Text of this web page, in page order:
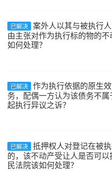
已解决 案外人以其与被执行
由主张对作为执行标的物的
如何处理？
已解决 作为执行依据的原生
务，配偶一方认为该债务不
起执行异议之诉？
已解决 抵押权人对登记在被
的，该不动产受让人是否可
民法院该如何处理？